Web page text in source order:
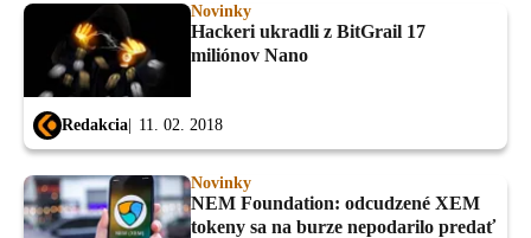
Novinky
Hackeri ukradli z BitGrail 17
miliónov Nano
Redakcia 11. 02. 2018
Novinky
NEM Foundation: odcudzené XEM
tokeny sa na burze nepodarilo predať